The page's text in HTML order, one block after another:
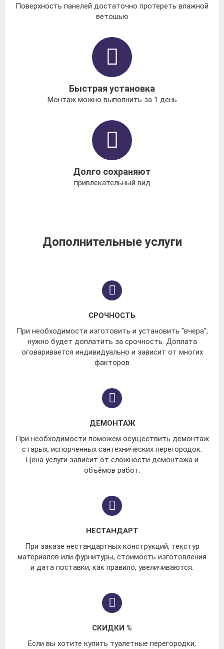
Поверхность панелей достаточно протереть влажной
ветошью
Быстрая установка
Монтаж можно выполнить за 1 день
Долго сохраняют
привлекательный вид
Дополнительные услуги
СРОЧНОСТЬ
При необходимости изготовить и установить "вчера",
нужно будет доплатить за срочность. Доплата
оговаривается индивидуально и зависит от многих
факторов
ДЕМОНТАЖ
При необходимости поможем осуществить демонтаж
старых, испорченных сантехнических перегородок.
Цена услуги зависит от сложности демонтажа и
объёмов работ.
НЕСТАНДАРТ
При заказе нестандартных конструкций, текстур
материалов или фурнитуры, стоимость изготовления
и дата поставки, как правило, увеличиваются.
СКИДКИ %
Если вы хотите купить туалетные перегородки,